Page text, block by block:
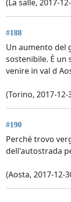
(La salle, 2017-
#188
Un aumento del
sostenibile. È un
venire in val d
(Torino, 2017-12-
#190
Perché trovo
dell'autostrada
(Aosta, 2017-12-